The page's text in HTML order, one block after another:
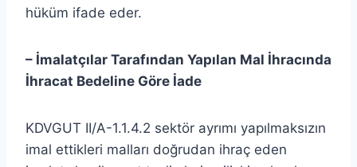
hüküm ifade eder.
– İmalatçılar Tarafından Yapılan Mal İhracında
İhracat Bedeline Göre İade
KDVGUT II/A-1.1.4.2 sektör ayrımı yapılmaksızın
imal ettikleri malları doğrudan ihraç eden